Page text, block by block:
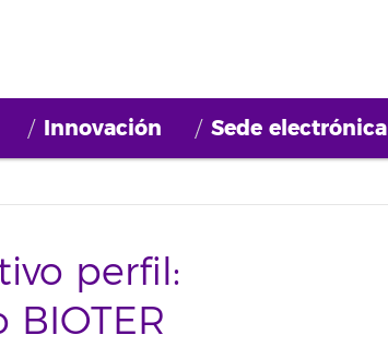
Innovación Sede electrónica
perfil: